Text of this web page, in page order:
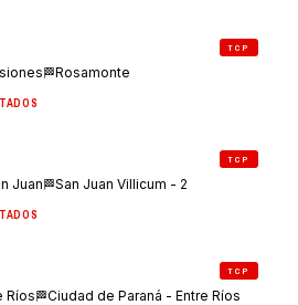
TCP
🏁Rosamonte
TCP
Juan🏁San Juan Villicum - 2
TCP
Ríos🏁Ciudad de Paraná - Entre Ríos